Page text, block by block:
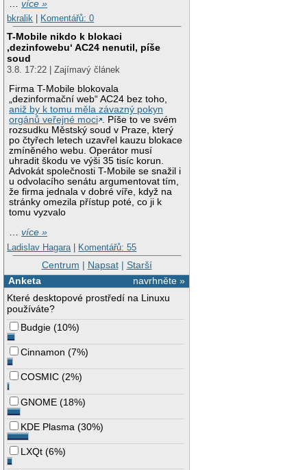
…více »
bkralik
Komentářů: 0
T-Mobile nikdo k blokaci
‚dezinfowebu‘ AC24 nenutil, píše
soud
3.8. 17:22 | Zajímavý článek
Firma T-Mobile blokovala
„dezinformační web“ AC24 bez toho,
aniž by k tomu měla závazný pokyn
orgánů veřejné moci . Píše to ve svém
rozsudku Městský soud v Praze, který
po čtyřech letech uzavřel kauzu blokace
zmíněného webu. Operátor musí
uhradit škodu ve výši 35 tisíc korun.
Advokát společnosti T-Mobile se snažil i
u odvolacího senátu argumentovat tím,
že firma jednala v dobré víře, když na
stránky omezila přístup poté, co ji k
tomu vyzvalo
…více »
Ladislav Hagara | Komentářů: 55
Centrum | Napsat| Starší
navrhněte »
Anketa
Které desktopové prostředí na Linuxu
používáte?
Budgie (10%)
Cinnamon (7%)
COSMIC (2%)
GNOME (18%)
KDE Plasma (30%)
LXQt (6%)